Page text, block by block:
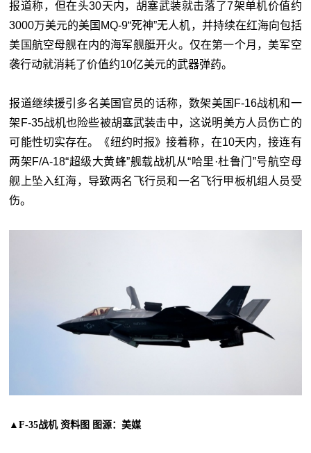
报道称，但在头30天内，胡塞武装就击落了7架单机价值约
3000万美元的美国MQ-9“死神”无人机，并持续在红海向包括
美国航空母舰在内的海军舰艇开火。仅在第一个月，美军空
袭行动就消耗了价值约10亿美元的武器弹药。
报道继续援引多名美国官员的话称，数架美国F-16战机和一
架F-35战机也险些被胡塞武装击中，这说明美方人员伤亡的
可能性切实存在。《纽约时报》接着称，在10天内，接连有
两架F/A-18“超级大黄蜂”舰载战机从“哈里·杜鲁门”号航空母
舰上坠入红海，导致两名飞行员和一名飞行甲板机组人员受
伤。
▲F-35战机 资料图 图源：美媒